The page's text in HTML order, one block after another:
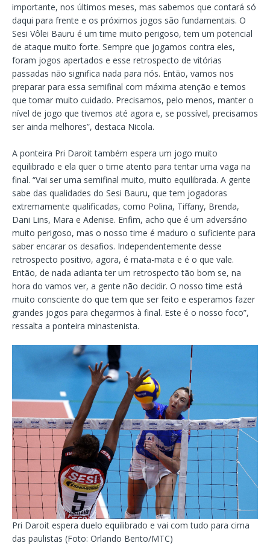
importante, nos últimos meses, mas sabemos que contará só
daqui para frente e os próximos jogos são fundamentais. O
Sesi Vôlei Bauru é um time muito perigoso, tem um potencial
de ataque muito forte. Sempre que jogamos contra eles,
foram jogos apertados e esse retrospecto de vitórias
passadas não significa nada para nós. Então, vamos nos
preparar para essa semifinal com máxima atenção e temos
que tomar muito cuidado. Precisamos, pelo menos, manter o
nível de jogo que tivemos até agora e, se possível, precisamos
ser ainda melhores”, destaca Nicola.
A ponteira Pri Daroit também espera um jogo muito
equilibrado e ela quer o time atento para tentar uma vaga na
final. “Vai ser uma semifinal muito, muito equilibrada. A gente
sabe das qualidades do Sesi Bauru, que tem jogadoras
extremamente qualificadas, como Polina, Tiffany, Brenda,
Dani Lins, Mara e Adenise. Enfim, acho que é um adversário
muito perigoso, mas o nosso time é maduro o suficiente para
saber encarar os desafios. Independentemente desse
retrospecto positivo, agora, é mata-mata e é o que vale.
Então, de nada adianta ter um retrospecto tão bom se, na
hora do vamos ver, a gente não decidir. O nosso time está
muito consciente do que tem que ser feito e esperamos fazer
grandes jogos para chegarmos à final. Este é o nosso foco”,
ressalta a ponteira minastenista.
Pri Daroit espera duelo equilibrado e vai com tudo para cima
das paulistas (Foto: Orlando Bento/MTC)